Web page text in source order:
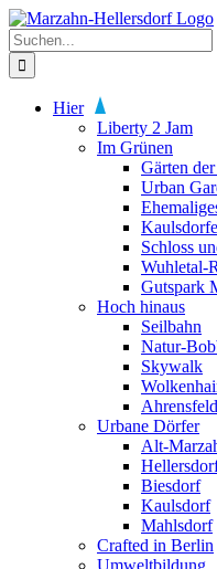
Zum
Inhalt
springen
Suche
nach:
Hier
Liberty 2 Jam
Im Grünen
Gärten
Urban
Schloss
Wuhletal-
Gutspark
Hoch hinaus
Seilbahn
Natur-
Skywalk
Urbane Dörfer
Alt-
Biesdorf
Kaulsdorf
Mahlsdorf
Crafted in Berlin
Umweltbildung